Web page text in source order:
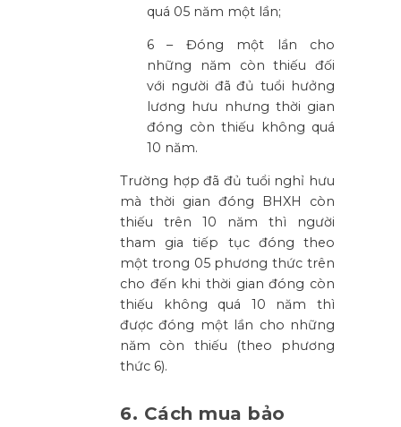
quá 05 năm một lần;
6 – Đóng một lần cho
những năm còn thiếu đối
với người đã đủ tuổi hưởng
lương hưu nhưng thời gian
đóng còn thiếu không quá
10 năm.
Trường hợp đã đủ tuổi nghỉ hưu
mà thời gian đóng BHXH còn
thiếu trên 10 năm thì người
tham gia tiếp tục đóng theo
một trong 05 phương thức trên
cho đến khi thời gian đóng còn
thiếu không quá 10 năm thì
được đóng một lần cho những
năm còn thiếu (theo phương
thức 6).
6. Cách mua bảo